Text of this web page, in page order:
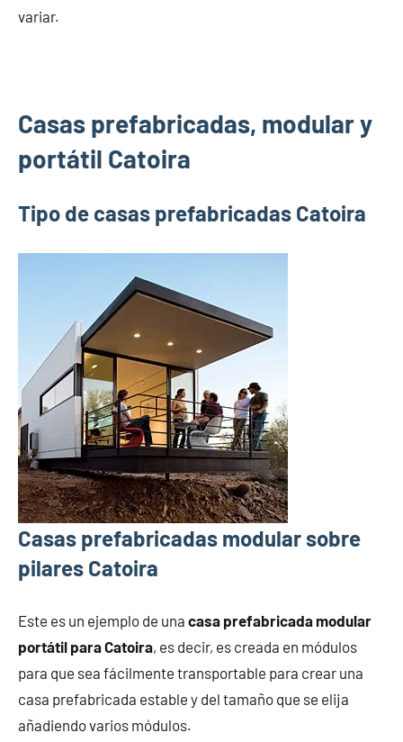
variar.
Casas prefabricadas, modular y
portátil Catoira
Tipo de casas prefabricadas Catoira
Casas prefabricadas modular sobre
pilares Catoira
Este es un ejemplo de una casa prefabricada modular
portátil para Catoira, es decir, es creada en módulos
para que sea fácilmente transportable para crear una
casa prefabricada estable y del tamaño que se elija
añadiendo varios módulos.